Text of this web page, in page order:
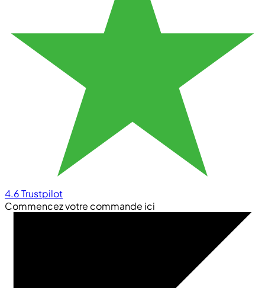
4.6Trustpilot
Commencez votre commande ici